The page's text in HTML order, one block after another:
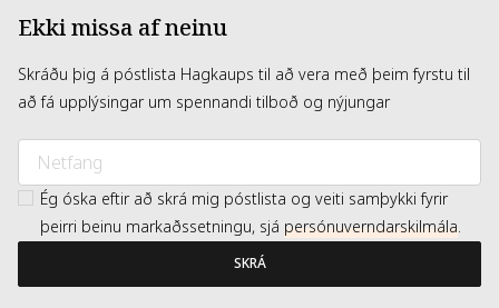
Ekki missa af neinu
Skráðu þig á póstlista Hagkaups til að vera með þeim fyrstu til
að fá upplýsingar um spennandi tilboð og nýjungar
Ég óska eftir að skrá mig póstlista og veiti samþykki fyrir
þeirri beinu markaðssetningu, sjá persónuverndarskilmála.
SKRÁ